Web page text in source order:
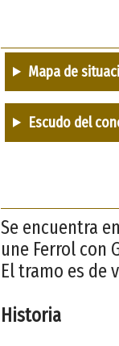
Mapa de
Escudo del
Se encuentra
une Ferrol con
El tramo es de
Historia